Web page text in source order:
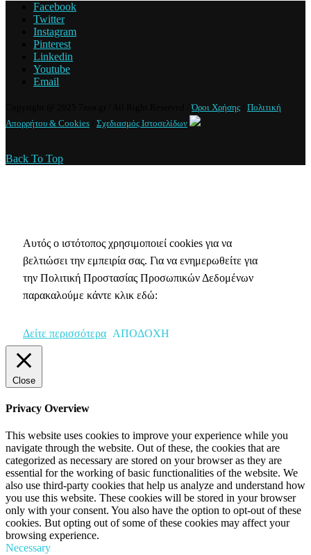
Facebook
Twitter
Instagram
Pinterest
Linkedin
Youtube
Email
Copyright @ 2025 7nea.gr / All Right Reserved /Όροι Χρήσης
Πολιτική
Απορρήτου & Cookies
Σχεδιασμός Ιστοσελίδων
Back To Top
Αυτός ο ιστότοπος χρησιμοποιεί cookies για να
βελτιώσει την εμπειρία σας. Για να ενημερωθείτε για
την Πολιτική Προστασίας Προσωπικών Δεδομένων
παρακαλούμε κάντε κλικ εδώ:
Δείτε περισσότερα ΑΠΟΔΟΧΗ
Close
Privacy Overview
This website uses cookies to improve your experience while you
navigate through the website. Out of these, the cookies that are
categorized as necessary are stored on your browser as they are
essential for the working of basic functionalities of the website. We
also use third-party cookies that help us analyze and understand how
you use this website. These cookies will be stored in your browser
only with your consent. You also have the option to opt-out of these
cookies. But opting out of some of these cookies may affect your
browsing experience.
Necessary